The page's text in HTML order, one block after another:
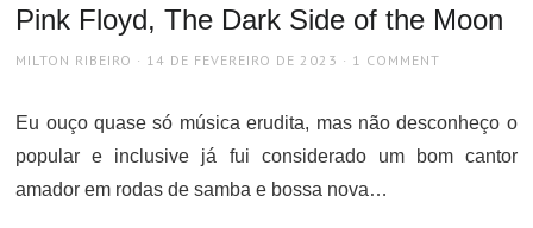
Pink Floyd, The Dark Side of the Moon
AUTHOR
MILTON RIBEIRO
POSTED
14 DE FEVEREIRO DE 2023 1 COMMENT
Eu ouço quase só música erudita, mas não desconheço o
popular e inclusive já fui considerado um bom cantor
amador em rodas de samba e bossa nova…